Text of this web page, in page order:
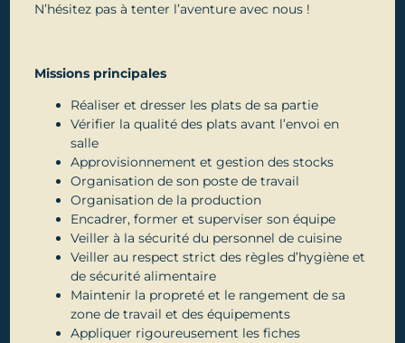
N’hésitez pas à tenter l’aventure avec nous !
Missions principales
Réaliser et dresser les plats de sa partie
Vérifier la qualité des plats avant l’envoi en
salle
Approvisionnement et gestion des stocks
Organisation de son poste de travail
Organisation de la production
Encadrer, former et superviser son équipe
Veiller à la sécurité du personnel de cuisine
Veiller au respect strict des règles d’hygiène et
de sécurité alimentaire
Maintenir la propreté et le rangement de sa
zone de travail et des équipements
Appliquer rigoureusement les fiches